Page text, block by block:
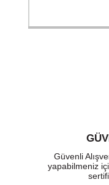
Güvenli
yapabilmeniz